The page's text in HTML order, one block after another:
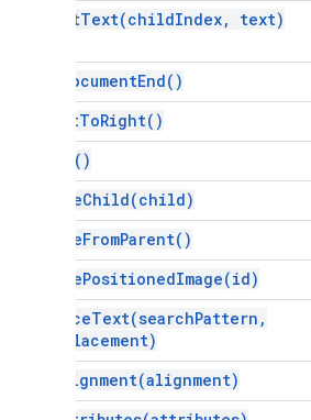
insertText(childIndex, text)
DocumentEnd( )
LeftToRight( )
merge( )
removeChild(child)
removeFromParent( )
removePositionedImage(id)
replaceText(searchPattern ,
replacement)
Alignment(alignment)